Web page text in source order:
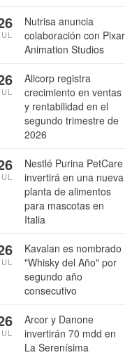
Nutrisa anuncia
colaboración con Pixar
Animation Studios
Alicorp registra
crecimiento en ventas
y rentabilidad en el
segundo trimestre de
2026
Nestlé Purina PetCare
invertirá en una nueva
planta de alimentos
para mascotas en
Italia
Kavalan es nombrado
"Whisky del Año" por
segundo año
consecutivo
Arcor y Danone
invertirán 70 mdd en
La Serenísima